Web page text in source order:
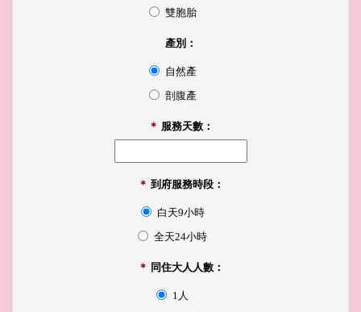
雙胞胎
產別：
自然產
剖腹產
＊ 服務天數：
＊ 到府服務時段：
白天9小時
全天24小時
＊ 同住大人人數：
1人